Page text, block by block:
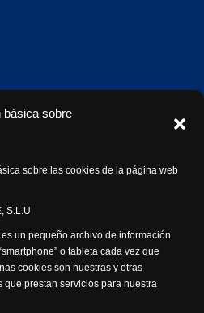
básica sobre
sobre las cookies de la página web
S.L.U
un pequeño archivo de información
o tableta cada vez que
cookies son nuestras y otras
prestan servicios para nuestra